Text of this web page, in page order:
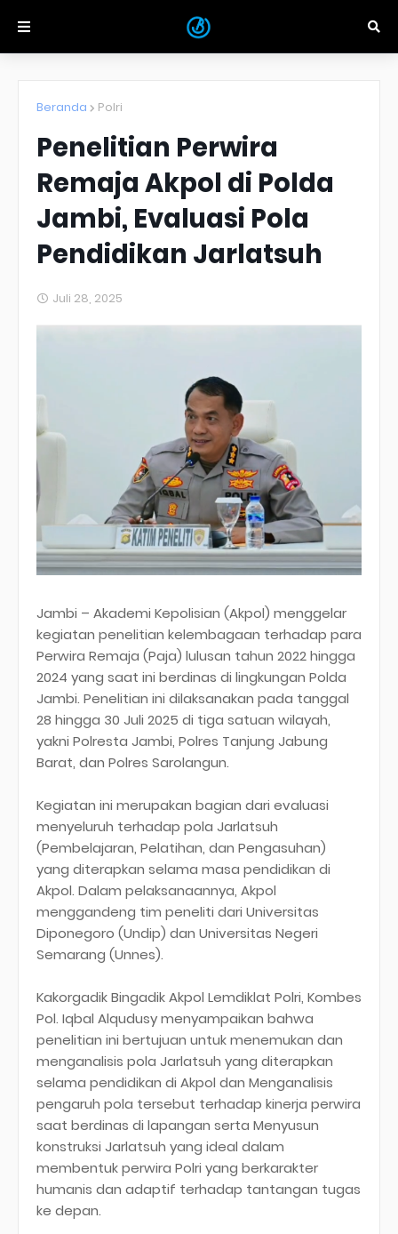
Beranda Polri
Penelitian Perwira
Remaja Akpol di Polda
Jambi, Evaluasi Pola
Pendidikan Jarlatsuh
Juli 28, 2025
Jambi – Akademi Kepolisian (Akpol) menggelar
kegiatan penelitian kelembagaan terhadap para
Perwira Remaja (Paja) lulusan tahun 2022 hingga
2024 yang saat ini berdinas di lingkungan Polda
Jambi. Penelitian ini dilaksanakan pada tanggal
28 hingga 30 Juli 2025 di tiga satuan wilayah,
yakni Polresta Jambi, Polres Tanjung Jabung
Barat, dan Polres Sarolangun.
Kegiatan ini merupakan bagian dari evaluasi
menyeluruh terhadap pola Jarlatsuh
(Pembelajaran, Pelatihan, dan Pengasuhan)
yang diterapkan selama masa pendidikan di
Akpol. Dalam pelaksanaannya, Akpol
menggandeng tim peneliti dari Universitas
Diponegoro (Undip) dan Universitas Negeri
Semarang (Unnes).
Kakorgadik Bingadik Akpol Lemdiklat Polri, Kombes
Pol. Iqbal Alqudusy menyampaikan bahwa
penelitian ini bertujuan untuk menemukan dan
menganalisis pola Jarlatsuh yang diterapkan
selama pendidikan di Akpol dan Menganalisis
pengaruh pola tersebut terhadap kinerja perwira
saat berdinas di lapangan serta Menyusun
konstruksi Jarlatsuh yang ideal dalam
membentuk perwira Polri yang berkarakter
humanis dan adaptif terhadap tantangan tugas
ke depan.